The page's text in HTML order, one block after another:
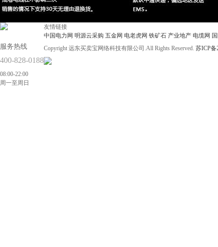
服务热线
400-828-0188
08:00-22:00
周一至周日
友情链接
中国电力网 明源云采购 五金网 电老虎网 铁矿石 产业地产 电缆网
Copyright 远东买卖宝网络科技有限公司.All Rights Reserved. 苏ICP备